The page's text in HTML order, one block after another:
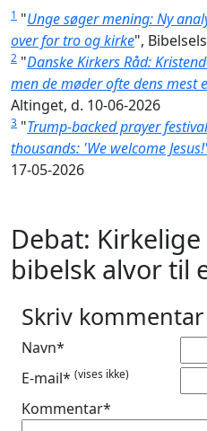
1 "Unge søger mening: Ny
over for tro og kirke",
2 "Danske Kirkers Råd:
men de møder ofte dens mest
Altinget, d. 10-06-2026
3 "Trump-backed prayer
thousands: 'We welcome Jesus!'
17-05-2026
Debat:
bibelsk alvor til
Skriv kommentar
Navn*
E-mail* (vises ikke)
Kommentar*